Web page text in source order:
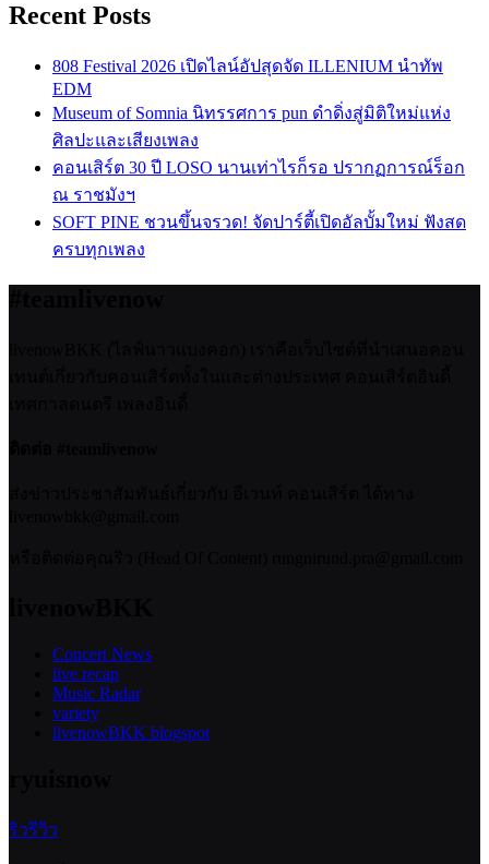
Recent Posts
808 Festival 2026 เปิดไลน์อัปสุดจัด ILLENIUM นำทัพ
EDM
Museum of Somnia นิทรรศการ pun ดำดิ่งสู่มิติใหม่แห่ง
ศิลปะและเสียงเพลง
คอนเสิร์ต 30 ปี LOSO นานเท่าไรก็รอ ปรากฏการณ์ร็อก
ณ ราชมังฯ
SOFT PINE ชวนขึ้นจรวด! จัดปาร์ตี้เปิดอัลบั้มใหม่ ฟังสด
ครบทุกเพลง
Concert News
live recap
Music Radar
variety
livenowBKK blogspot
ริวรีวิว